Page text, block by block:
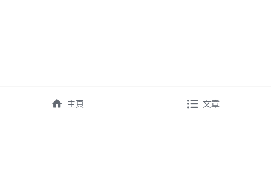
主頁 文章